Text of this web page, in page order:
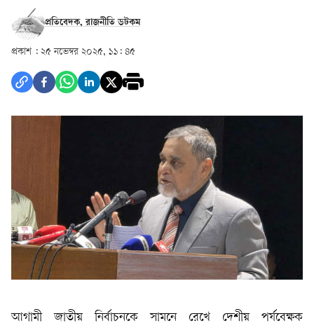
প্রতিবেদক, রাজনীতি ডটকম
প্রকাশ : ২৫ নভেম্বর ২০২৫, ১১: ৪৫
আগামী জাতীয় নির্বাচনকে সামনে রেখে দেশীয় পর্যবেক্ষক